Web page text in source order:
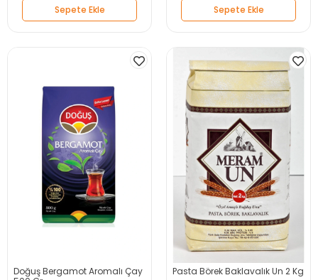
Sepete Ekle Sepete Ekle
Doğuş Bergamot Aromalı Çay
Pasta Börek Baklavalık Un 2 Kg